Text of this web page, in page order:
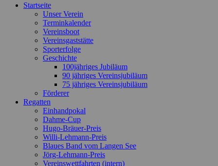
Startseite
Unser Verein
Terminkalender
Vereinsboot
Vereinsgaststätte
Sporterfolge
Geschichte
100jähriges Jubiläum
90 jähriges Vereinsjubiläum
75 jähriges Vereinsjubiläum
Förderer
Regatten
Einhandpokal
Dahme-Cup
Hugo-Bräuer-Preis
Willi-Lehmann-Preis
Blaues Band vom Langen See
Jörg-Lehmann-Preis
Vereinswettfahrten (intern)